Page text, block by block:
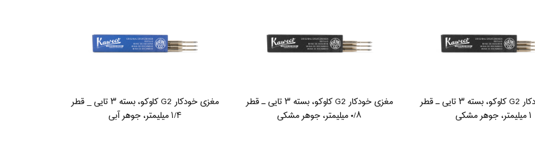
مغزی خودکار G2 کاوکو، بسته ۳ تایی ـ قطر
۱ میلیمتر، جوهر مشکی
مغزی خودکار G2 کاوکو، بسته ۳ تایی ـ قطر
۰/۸ میلیمتر، جوهر مشکی
مغزی خودکار G2 کاوکو، بسته ۳ تایی _ قطر
۱/۴ میلیمتر، جوهر آبی